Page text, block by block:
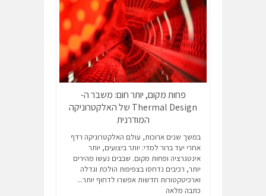
פחות מקום, יותר חום: משבר ה-
Thermal Design של האלקטרוניקה
המודרנית
במשך שנים ארוכות, עולם האלקטרוניקה רדף
אחרי יעד ברור למדי: יותר ביצועים, יותר
אינטגרציה ופחות מקום. שבבים נעשו מהירים
יותר, רכיבים נדחסו בצפיפות הולכת וגדלה
וארכיטקטורות חדשות אפשרו לדחוף יותר...
כתבה מלאה